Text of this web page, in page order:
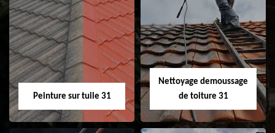
Nettoyage et
ravalement de
façade 31
Isolation toiture 31
Peinture sur tuile 31
Nettoyage demoussage
de toiture 31